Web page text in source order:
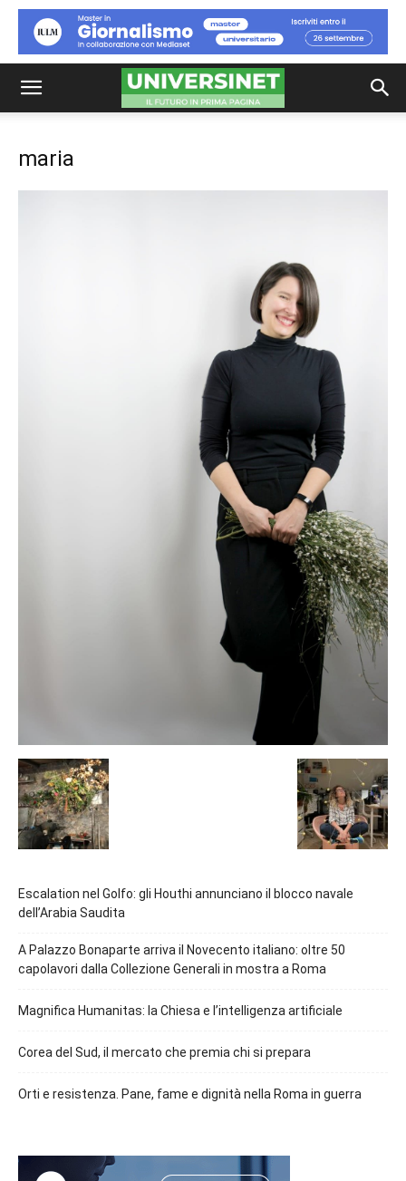
maria
Escalation nel Golfo: gli Houthi annunciano il blocco navale
dell’Arabia Saudita
A Palazzo Bonaparte arriva il Novecento italiano: oltre 50
capolavori dalla Collezione Generali in mostra a Roma
Magnifica Humanitas: la Chiesa e l’intelligenza artificiale
Corea del Sud, il mercato che premia chi si prepara
Orti e resistenza. Pane, fame e dignità nella Roma in guerra